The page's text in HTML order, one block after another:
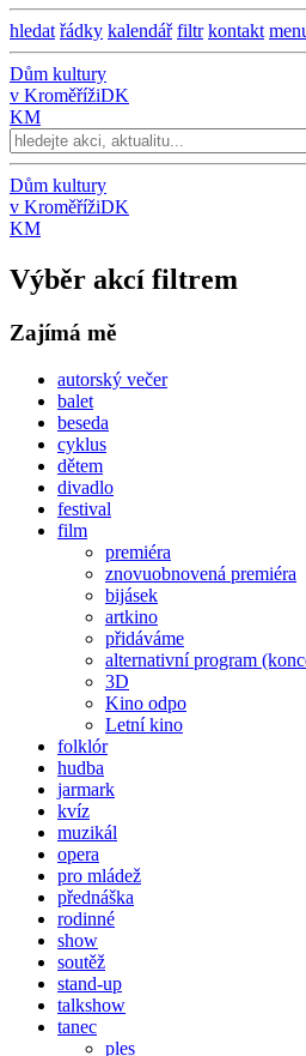
hledat řádky kalendář filtr kontakt
Dům kultury
v KroměřížiDK
KM
Dům kultury
v KroměřížiDK
KM
Výběr akcí filtrem
Zajímá mě
autorský večer
balet
beseda
cyklus
dětem
divadlo
festival
film
premiéra
znovuobnovená premiéra
bijásek
artkino
přidáváme
alternativní program
3D
Kino odpo
Letní kino
folklór
hudba
jarmark
kvíz
muzikál
opera
pro mládež
přednáška
rodinné
show
soutěž
stand-up
talkshow
tanec
ples